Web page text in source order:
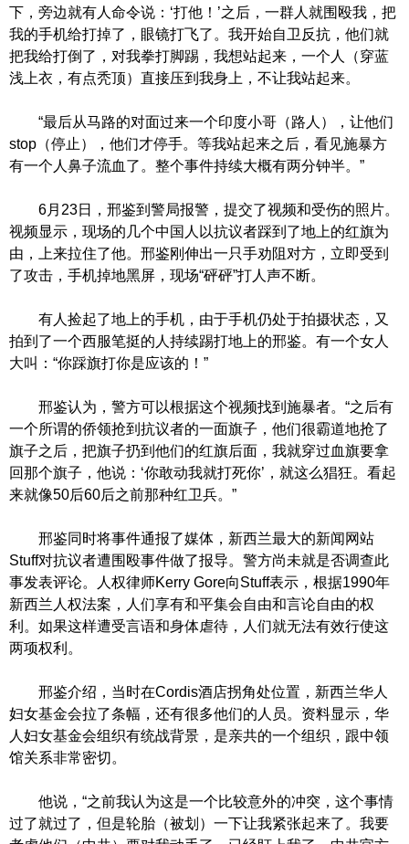
下，旁边就有人命令说：‘打他！’之后，一群人就围殴我，把
我的手机给打掉了，眼镜打飞了。我开始自卫反抗，他们就
把我给打倒了，对我拳打脚踢，我想站起来，一个人（穿蓝
浅上衣，有点秃顶）直接压到我身上，不让我站起来。
“最后从马路的对面过来一个印度小哥（路人），让他们
stop（停止），他们才停手。等我站起来之后，看见施暴方
有一个人鼻子流血了。整个事件持续大概有两分钟半。”
6月23日，邢鉴到警局报警，提交了视频和受伤的照片。
视频显示，现场的几个中国人以抗议者踩到了地上的红旗为
由，上来拉住了他。邢鉴刚伸出一只手劝阻对方，立即受到
了攻击，手机掉地黑屏，现场“砰砰”打人声不断。
有人捡起了地上的手机，由于手机仍处于拍摄状态，又
拍到了一个西服笔挺的人持续踢打地上的邢鉴。有一个女人
大叫：“你踩旗打你是应该的！”
邢鉴认为，警方可以根据这个视频找到施暴者。“之后有
一个所谓的侨领抢到抗议者的一面旗子，他们很霸道地抢了
旗子之后，把旗子扔到他们的红旗后面，我就穿过血旗要拿
回那个旗子，他说：‘你敢动我就打死你’，就这么猖狂。看起
来就像50后60后之前那种红卫兵。”
邢鉴同时将事件通报了媒体，新西兰最大的新闻网站
Stuff对抗议者遭围殴事件做了报导。警方尚未就是否调查此
事发表评论。人权律师Kerry Gore向Stuff表示，根据1990年
新西兰人权法案，人们享有和平集会自由和言论自由的权
利。如果这样遭受言语和身体虐待，人们就无法有效行使这
两项权利。
邢鉴介绍，当时在Cordis酒店拐角处位置，新西兰华人
妇女基金会拉了条幅，还有很多他们的人员。资料显示，华
人妇女基金会组织有统战背景，是亲共的一个组织，跟中领
馆关系非常密切。
他说，“之前我认为这是一个比较意外的冲突，这个事情
过了就过了，但是轮胎（被划）一下让我紧张起来了。我要